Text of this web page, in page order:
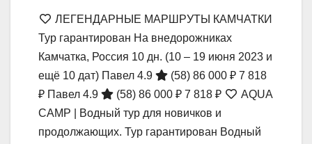
ЛЕГЕНДАРНЫЕ МАРШРУТЫ КАМЧАТКИ
Тур гарантирован На внедорожниках
Камчатка, Россия 10 дн. (10 – 19 июня 2023 и
ещё 10 дат) Павел 4.9 (58) 86 000 ₽ 7 818
₽ Павел 4.9 (58) 86 000 ₽ 7 818 ₽
AQUA
CAMP | Водный тур для новичков и
продолжающих. Тур гарантирован Водный